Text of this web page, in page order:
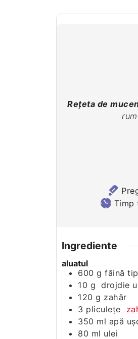
Rețeta de
Timp
Ingrediente
aluatul
600 g făină
10 g drojdie
120 g zahăr
3 pliculețe
350 ml apă
80 ml ulei